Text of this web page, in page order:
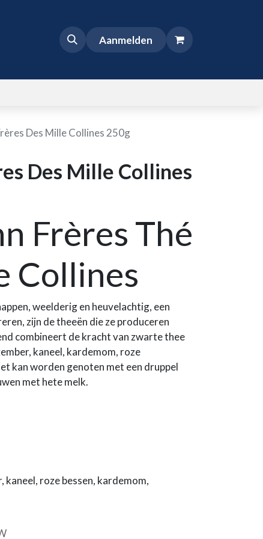
Aanmelden
Des Mille Collines 250g
Des Mille Collines
Frères Thé
Collines
weelderig en heuvelachtig, een
zijn de theeën die ze produceren
combineert de kracht van zwarte thee
kaneel, kardemom, roze
kan worden genoten met een druppel
met hete melk.
roze bessen, kardemom,